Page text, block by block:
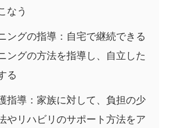
なう
ングの指導：自宅で継続できる
ングの方法を指導し、自立した
る
指導：家族に対して、負担の少
やリハビリのサポート方法をア